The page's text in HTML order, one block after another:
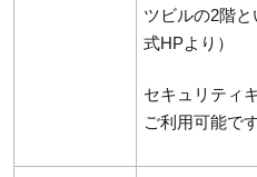
ツビルの2階
式HPより）
セキュリティ
ご利用可能です